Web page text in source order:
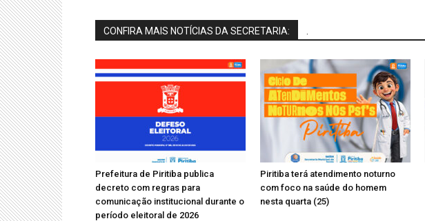
CONFIRA MAIS NOTÍCIAS DA SECRETARIA:
Prefeitura de Piritiba publica
decreto com regras para
comunicação institucional durante o
período eleitoral de 2026
Piritiba terá atendimento noturno
com foco na saúde do homem
nesta quarta (25)